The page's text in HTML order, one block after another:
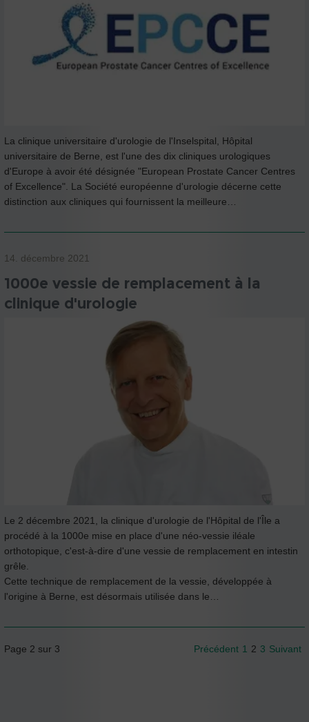
La clinique universitaire d'urologie de l'Inselspital, Hôpital
universitaire de Berne, est l'une des dix cliniques urologiques
d'Europe à avoir été désignée "European Prostate Cancer Centres
of Excellence". La Société européenne d'urologie décerne cette
distinction aux cliniques qui fournissent la meilleure…
14. décembre 2021
1000e vessie de remplacement à la
clinique d'urologie
Le 2 décembre 2021, la clinique d'urologie de l'Hôpital de l'Île a
procédé à la 1000e mise en place d'une néo-vessie iléale
orthotopique, c'est-à-dire d'une vessie de remplacement en intestin
grêle.
Cette technique de remplacement de la vessie, développée à
l'origine à Berne, est désormais utilisée dans le…
Page 2 sur 3 Précédent 1 2 3 Suivant